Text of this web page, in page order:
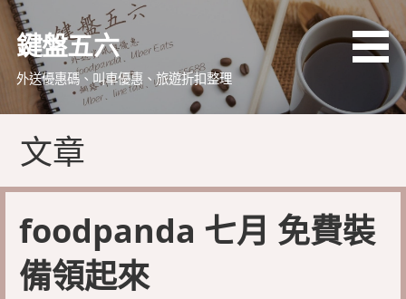
略
鍵盤五六
外送優惠碼、叫車優惠、旅遊折扣整理
文章
foodpanda 七月 免費裝
備領起來